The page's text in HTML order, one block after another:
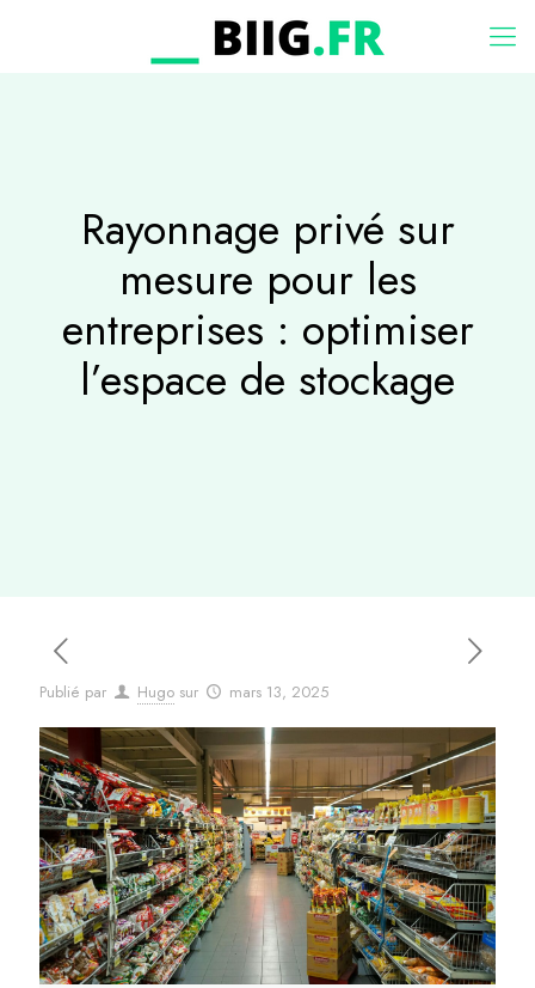
Rayonnage privé sur
mesure pour les
entreprises : optimiser
l’espace de stockage
Publié par Hugo sur mars 13, 2025